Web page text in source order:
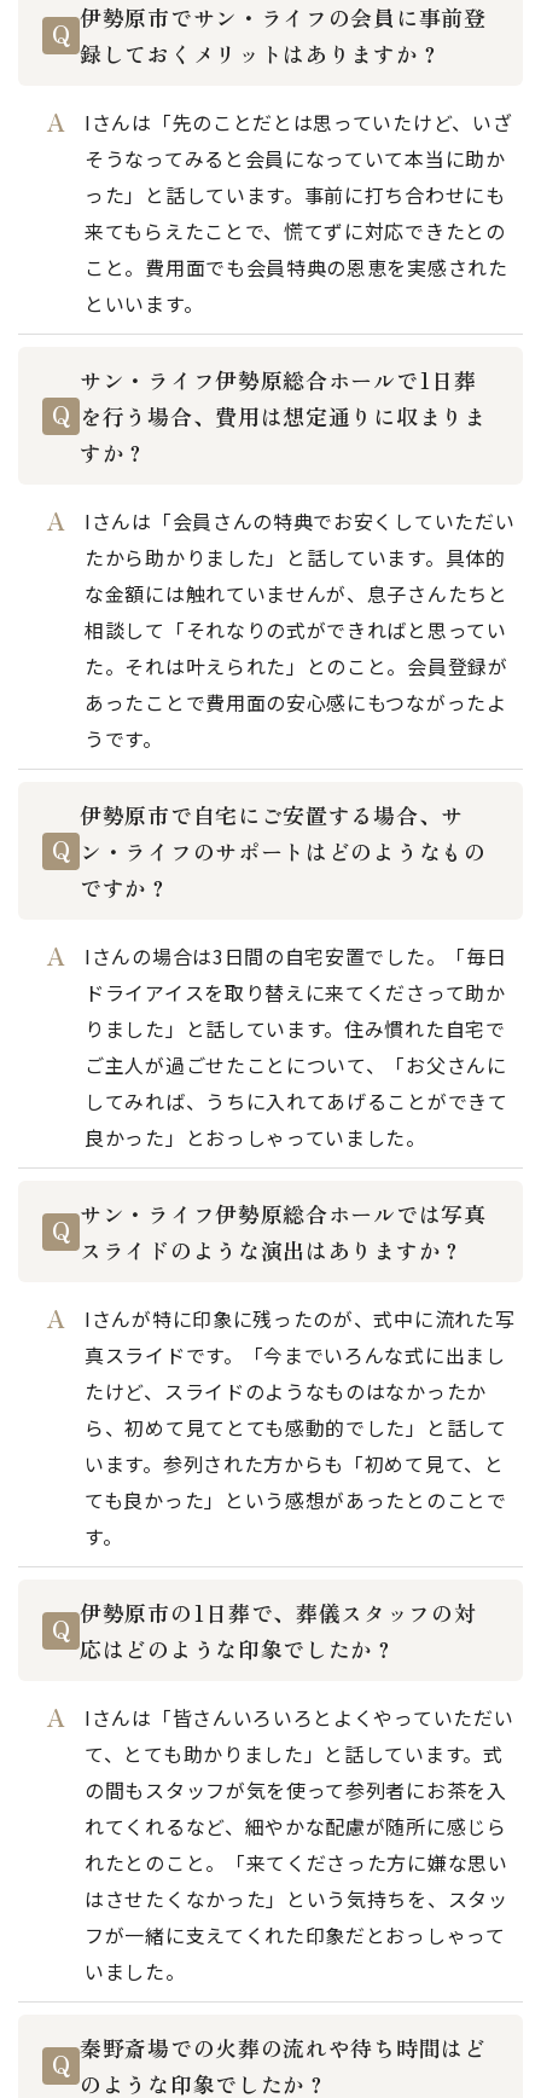
伊勢原市でサン・ライフの会員に事前登
録しておくメリットはありますか？
Iさんは「先のことだとは思っていたけど、いざ
そうなってみると会員になっていて本当に助か
った」と話しています。事前に打ち合わせにも
来てもらえたことで、慌てずに対応できたとの
こと。費用面でも会員特典の恩恵を実感された
といいます。
サン・ライフ伊勢原総合ホールで1日葬
を行う場合、費用は想定通りに収まりま
すか？
Iさんは「会員さんの特典でお安くしていただい
たから助かりました」と話しています。具体的
な金額には触れていませんが、息子さんたちと
相談して「それなりの式ができればと思ってい
た。それは叶えられた」とのこと。会員登録が
あったことで費用面の安心感にもつながったよ
うです。
伊勢原市で自宅にご安置する場合、サ
ン・ライフのサポートはどのようなもの
ですか？
Iさんの場合は3日間の自宅安置でした。「毎日
ドライアイスを取り替えに来てくださって助か
りました」と話しています。住み慣れた自宅で
ご主人が過ごせたことについて、「お父さんに
してみれば、うちに入れてあげることができて
良かった」とおっしゃっていました。
サン・ライフ伊勢原総合ホールでは写真
スライドのような演出はありますか？
Iさんが特に印象に残ったのが、式中に流れた写
真スライドです。「今までいろんな式に出まし
たけど、スライドのようなものはなかったか
ら、初めて見てとても感動的でした」と話して
います。参列された方からも「初めて見て、と
ても良かった」という感想があったとのことで
す。
伊勢原市の1日葬で、葬儀スタッフの対
応はどのような印象でしたか？
Iさんは「皆さんいろいろとよくやっていただい
て、とても助かりました」と話しています。式
の間もスタッフが気を使って参列者にお茶を入
れてくれるなど、細やかな配慮が随所に感じら
れたとのこと。「来てくださった方に嫌な思い
はさせたくなかった」という気持ちを、スタッ
フが一緒に支えてくれた印象だとおっしゃって
いました。
秦野斎場での火葬の流れや待ち時間はど
のような印象でしたか？